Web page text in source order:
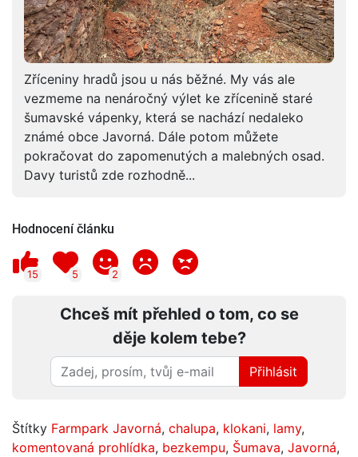
Zříceniny hradů jsou u nás běžné. My vás ale
vezmeme na nenáročný výlet ke zřícenině staré
šumavské vápenky, která se nachází nedaleko
známé obce Javorná. Dále potom můžete
pokračovat do zapomenutých a malebných osad.
Davy turistů zde rozhodně...
Hodnocení článku
15 5 2
Chceš mít přehled o tom, co se
děje kolem tebe?
Přihlásit
Štítky Farmpark Javorná, chalupa, klokani, lamy,
komentovaná prohlídka, bezkempu, Šumava, Javorná,